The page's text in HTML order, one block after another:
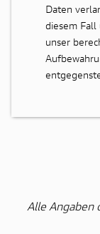
Daten
diesem Fall
unser
Alle Angaben